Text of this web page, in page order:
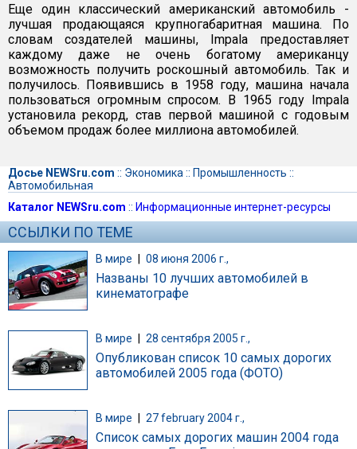
Еще один классический американский автомобиль -
лучшая продающаяся крупногабаритная машина. По
словам создателей машины, Impala предоставляет
каждому даже не очень богатому американцу
возможность получить роскошный автомобиль. Так и
получилось. Появившись в 1958 году, машина начала
пользоваться огромным спросом. В 1965 году Impala
установила рекорд, став первой машиной с годовым
объемом продаж более миллиона автомобилей.
Досье NEWSru.com :: Экономика :: Промышленность ::
Автомобильная
Каталог NEWSru.com :: Информационные интернет-ресурсы
ССЫЛКИ ПО ТЕМЕ
В мире | 08 июня 2006 г.,
Названы 10 лучших автомобилей в
кинематографе
В мире 28 сентября 2005 г.,
Опубликован список 10 самых дорогих
автомобилей 2005 года (ФОТО)
В мире 27 february 2004 г.,
Список самых дорогих машин 2004 года